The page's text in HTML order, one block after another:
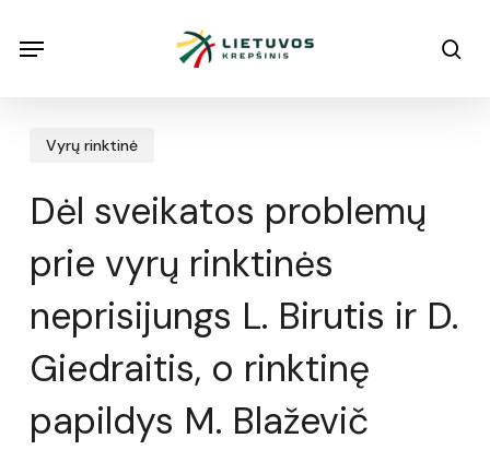
Menu
Vyrų rinktinė
Dėl sveikatos problemų
prie vyrų rinktinės
neprisijungs L. Birutis ir D.
Giedraitis, o rinktinę
papildys M. Blaževič